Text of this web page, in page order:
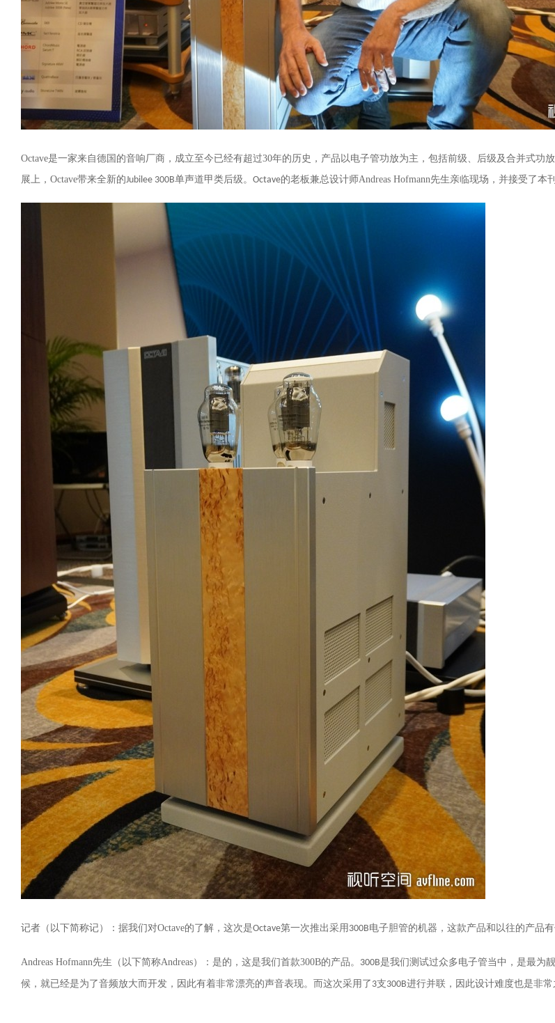
Octave是一家来自德国的音响厂商，成立至今已经有超过30年的历史，产品以电子管功放为主，包括前级、后级及合并式功
展上， Octave带来全新的Jubilee 300B单声道甲类后级。 Octave的老板兼总设计师Andreas Hofmann先生亲临现场 ， 并接受了本
记者（以下简称记）：据我们对Octave的了解，这次是Octave第一次推出采用 300B电子胆管的机器，这款产品和以往的产品
Andreas Hofmann先生（以下简称Andreas）：是的，这是我们首款300B的产品。 300B是我们测试过众多电子管当中，是最为靓
候，就已经是为了音频放大而开发，因此有着非常漂亮的声音表现。而这次采用了 3支300B进行并联，因此设计难度也是非常